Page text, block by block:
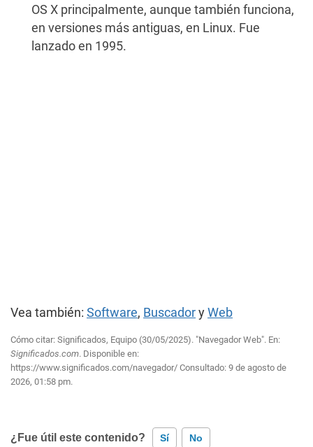
OS X principalmente, aunque también funciona,
en versiones más antiguas, en Linux. Fue
lanzado en 1995.
Vea también: Software, Buscador y Web
Cómo citar: Significados, Equipo (30/05/2025). "Navegador Web". En:
Significados.com. Disponible en:
https://www.significados.com/navegador/ Consultado: 9 de agosto de
2026, 01:58 pm.
¿Fue útil este contenido? Sí No